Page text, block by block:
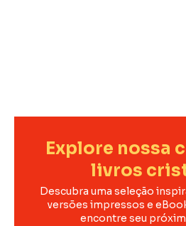
Explore nossa
livros
Descubra uma seleção
versões impressos e
encontre seu